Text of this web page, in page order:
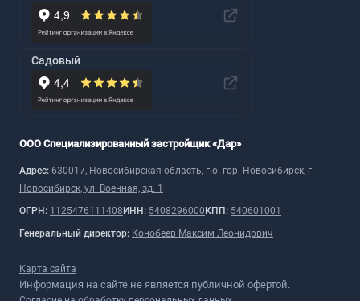
Садовый
ООО Специализированный застройщик «Дар»
Адрес: 630017, Новосибирская область, г.о. гор. Новосибирск, г.
Новосибирск, ул. Военная, зд. 1
ОГРН: 1125476111408 ИНН: 5408296000 КПП: 540601001
Генеральный директор: Конобеев Максим Леонидович
Карта сайта
Информация на сайте не является публичной офертой.